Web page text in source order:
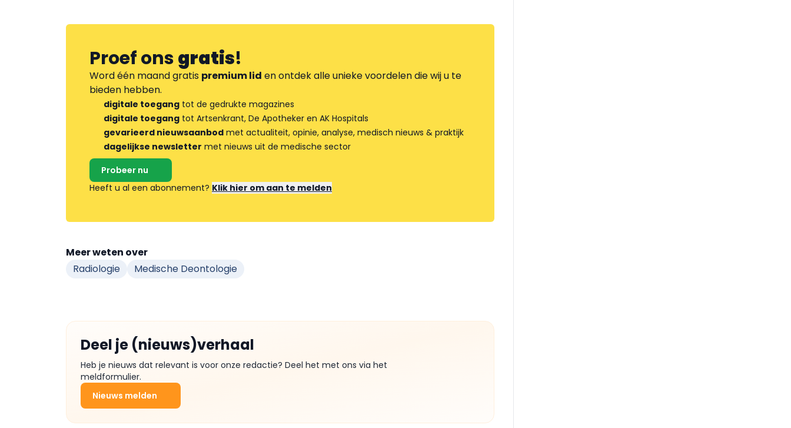
Proef onsgratis!
Word één maand gratis premium lid en ontdek alle unieke voordelen die wij u te
bieden hebben.
digitale toegang tot de gedrukte magazines
digitale toegang tot Artsenkrant, De Apotheker en AK Hospitals
gevarieerd nieuwsaanbod met actualiteit, opinie, analyse, medisch nieuws & praktijk
dagelijkse newsletter met nieuws uit de medische sector
Probeer nu
Heeft u al een abonnement? Klik hier om aan te melden
Meer weten over
Radiologie
Medische Deontologie
Deel je (nieuws)verhaal
Heb je nieuws dat relevant is voor onze redactie? Deel het met ons via het
meldformulier.
Nieuws melden